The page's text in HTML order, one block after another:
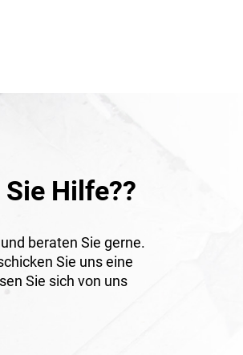
Hilfe??
beraten Sie gerne.
Sie uns eine
Sie sich von uns